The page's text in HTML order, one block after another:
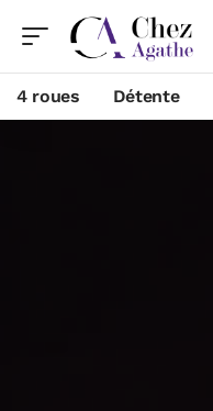
4 roues Détente